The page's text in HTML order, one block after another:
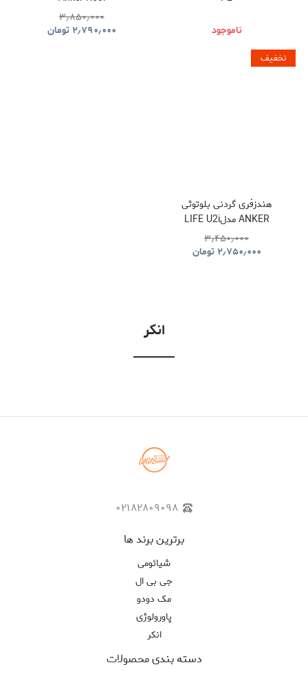
ناموجود
۳٫۸۵۰٫۰۰۰
۲٫۷۹۰٫۰۰۰ تومان
تخفیف
هندزفری گردنی بلوتوثی
ANKER مدلLIFE U2i
A3213D11
۳٫۴۵۰٫۰۰۰
۲٫۷۵۰٫۰۰۰ تومان
انکر
۰۲۱۸۲۸۰۹۰۹۸
برترین برند ها
شیائومی
جی بی ال
مک دودو
پاورولوژی
انکر
دسته بندی محصولات